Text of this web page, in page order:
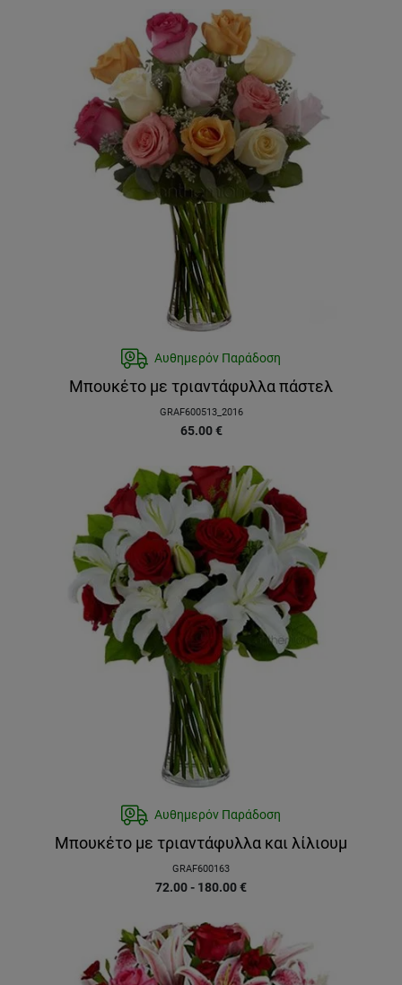
Αυθημερόν Παράδοση
Μπουκέτο με τριαντάφυλλα πάστελ
GRAF600513_2016
65.00 €
Αυθημερόν Παράδοση
Μπουκέτο με τριαντάφυλλα και λίλιουμ
GRAF600163
72.00 - 180.00€